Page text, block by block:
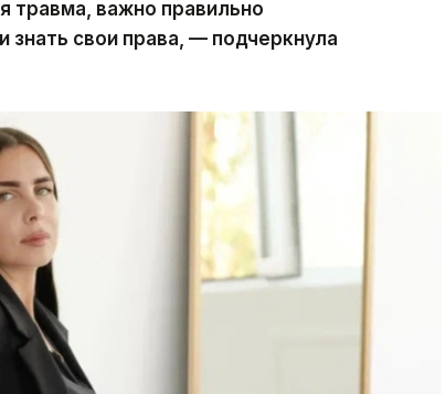
травма, важно правильно
свои права, — подчеркнула